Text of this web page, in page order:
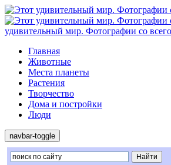
удивительный мир. Фотографии со всего
Главная
Животные
Места планеты
Растения
Творчество
Дома и постройки
Люди
navbar-toggle